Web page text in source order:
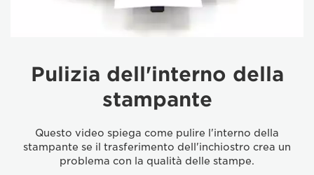
Pulizia dell'interno della
stampante
Questo video spiega come pulire l'interno della
stampante se il trasferimento dell'inchiostro crea un
problema con la qualità delle stampe.